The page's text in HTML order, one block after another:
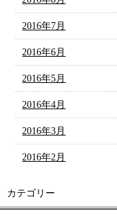
2016年7月
2016年6月
2016年5月
2016年4月
2016年3月
2016年2月
カテゴリー